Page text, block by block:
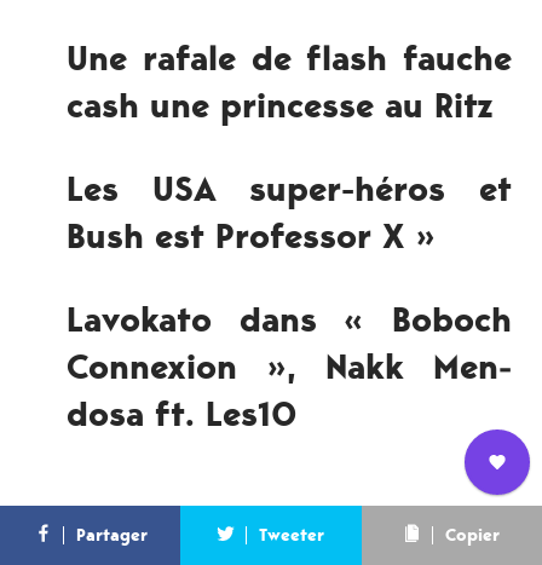
L’équipe
Nous
rejoindre
Newsletter
Une rafale de flash fauche
cash une princesse au Ritz
Les USA super-​héros et
Bush est Pro­fes­sor X »
Lavokato dans « Boboch
Con­nex­ion », Nakk Men­
dosa ft. Les10
Évidem­ment, le meilleur exem­ple en la matière, le
Partager Tweeter Copier